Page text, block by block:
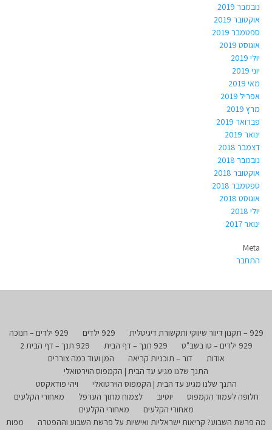
נובמבר 2019
אוקטובר 2019
ספטמבר 2019
אוגוסט 2019
יולי 2019
יוני 2019
מאי 2019
אפריל 2019
מרץ 2019
פברואר 2019
ינואר 2019
דצמבר 2018
נובמבר 2018
אוקטובר 2018
ספטמבר 2018
אוגוסט 2018
יולי 2018
ינואר 2017
Meta
התחבר
929 – תקנון דיוור שיווקי ותקשורת דיגיטלית 929 ילדים
929 ילדים – חנוכה
929 ילדים – טו בשב"ט
929 תנך – דף הבית
929 תנך – דף הבית 2
אודות
דור – תוכניות קריאה
המן ועוד כמה צוררים
התנך שלנו מגיע עד הבית | הקמפוס הוירטואלי
התנך שלנו מגיע עד הבית | הקמפוס הוירטואלי
ויהי פודאקסט
חלופה לעמוד הקמפוס
יוטיוב לצמוח מתוך הערפל
מאחורי הקלעים
מאחורי הקלעים
מאחורי הקלעים
מה פרשת השבוע? קריאות ישראליות ואישיות על פרשת השבוע וההפטרה
מפות